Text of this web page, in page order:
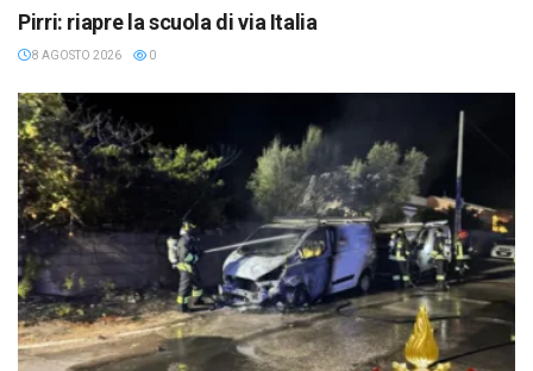
Pirri: riapre la scuola di via Italia
8 AGOSTO 2026 0